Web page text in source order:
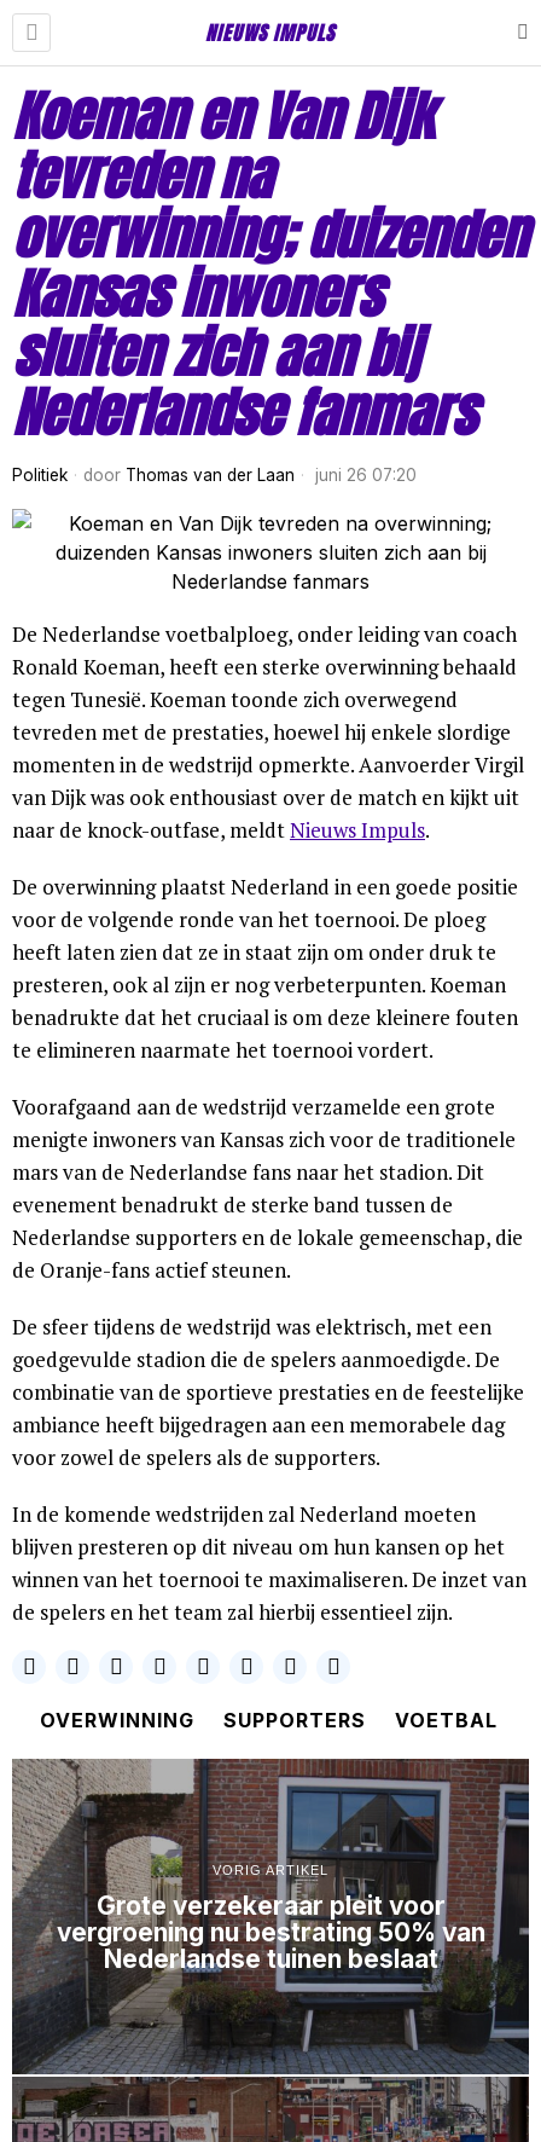
NIEUWS IMPULS
Koeman en Van Dijk
tevreden na
overwinning; duizenden
Kansas inwoners
sluiten zich aan bij
Nederlandse fanmars
Politiek door Thomas van der Laan juni 26 07:20
De Nederlandse voetbalploeg, onder leiding van coach
Ronald Koeman, heeft een sterke overwinning behaald
tegen Tunesië. Koeman toonde zich overwegend
tevreden met de prestaties, hoewel hij enkele slordige
momenten in de wedstrijd opmerkte. Aanvoerder Virgil
van Dijk was ook enthousiast over de match en kijkt uit
naar de knock-outfase, meldtNieuws Impuls.
De overwinning plaatst Nederland in een goede positie
voor de volgende ronde van het toernooi. De ploeg
heeft laten zien dat ze in staat zijn om onder druk te
presteren, ook al zijn er nog verbeterpunten. Koeman
benadrukte dat het cruciaal is om deze kleinere fouten
te elimineren naarmate het toernooi vordert.
Voorafgaand aan de wedstrijd verzamelde een grote
menigte inwoners van Kansas zich voor de traditionele
mars van de Nederlandse fans naar het stadion. Dit
evenement benadrukt de sterke band tussen de
Nederlandse supporters en de lokale gemeenschap, die
de Oranje-fans actief steunen.
De sfeer tijdens de wedstrijd was elektrisch, met een
goedgevulde stadion die de spelers aanmoedigde. De
combinatie van de sportieve prestaties en de feestelijke
ambiance heeft bijgedragen aan een memorabele dag
voor zowel de spelers als de supporters.
In de komende wedstrijden zal Nederland moeten
blijven presteren op dit niveau om hun kansen op het
winnen van het toernooi te maximaliseren. De inzet van
de spelers en het team zal hierbij essentieel zijn.
OVERWINNING SUPPORTERS VOETBAL
VORIG ARTIKEL
Grote verzekeraar pleit voor
vergroening nu bestrating 50% van
Nederlandse tuinen beslaat